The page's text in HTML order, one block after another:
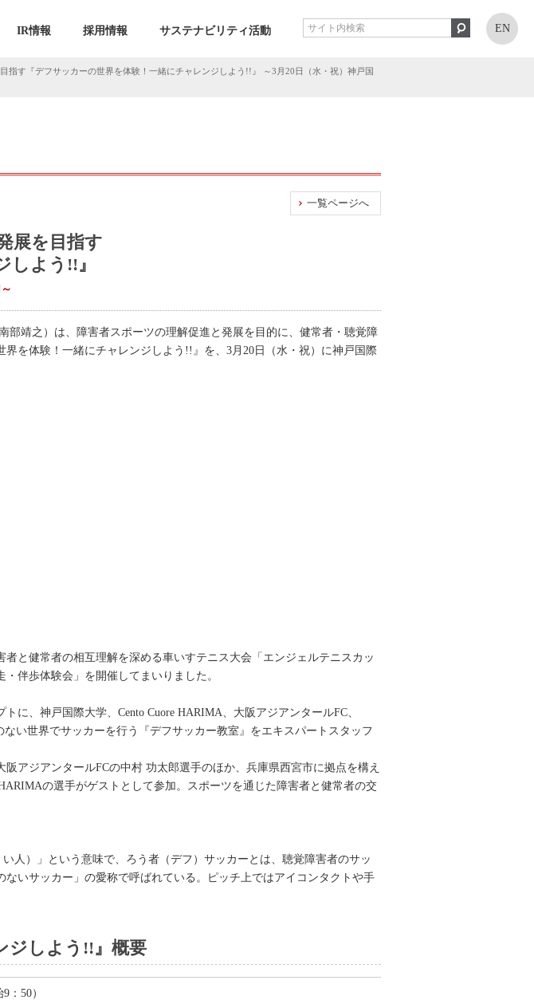
IR情報 採用情報 サステナビリティ活動 EN
指す『デフサッカーの世界を体験！一緒にチャレンジしよう!!』 ～3月20日（水・祝）神戸国
一覧ページへ
展を目指す
しよう!!』
部靖之）は、障害者スポーツの理解促進と発展を目的に、健常者・聴覚障
を体験！一緒にチャレンジしよう!!』を、3月20日（水・祝）に神戸国際
と健常者の相互理解を深める車いすテニス大会「エンジェルテニスカッ
伴歩体験会」を開催してまいりました。
に、神戸国際大学、Cento Cuore HARIMA、大阪アジアンタールFC、
い世界でサッカーを行う『デフサッカー教室』をエキスパートスタッフ
アジアンタールFCの中村 功太郎選手のほか、兵庫県西宮市に拠点を構え
の選手がゲストとして参加。スポーツを通じた障害者と健常者の交
人）」という意味で、ろう者（デフ）サッカーとは、聴覚障害者のサッ
いサッカー」の愛称で呼ばれている。ピッチ上ではアイコンタクトや手
ジしよう!!』概要
：50）